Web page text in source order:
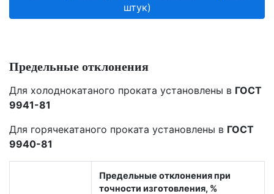
штук)
Предельные отклонения
Для холоднокатаного проката установлены в ГОСТ
9941-81
Для горячекатаного проката установлены в ГОСТ
9940-81
Предельные отклонения при
точности изготовления, %